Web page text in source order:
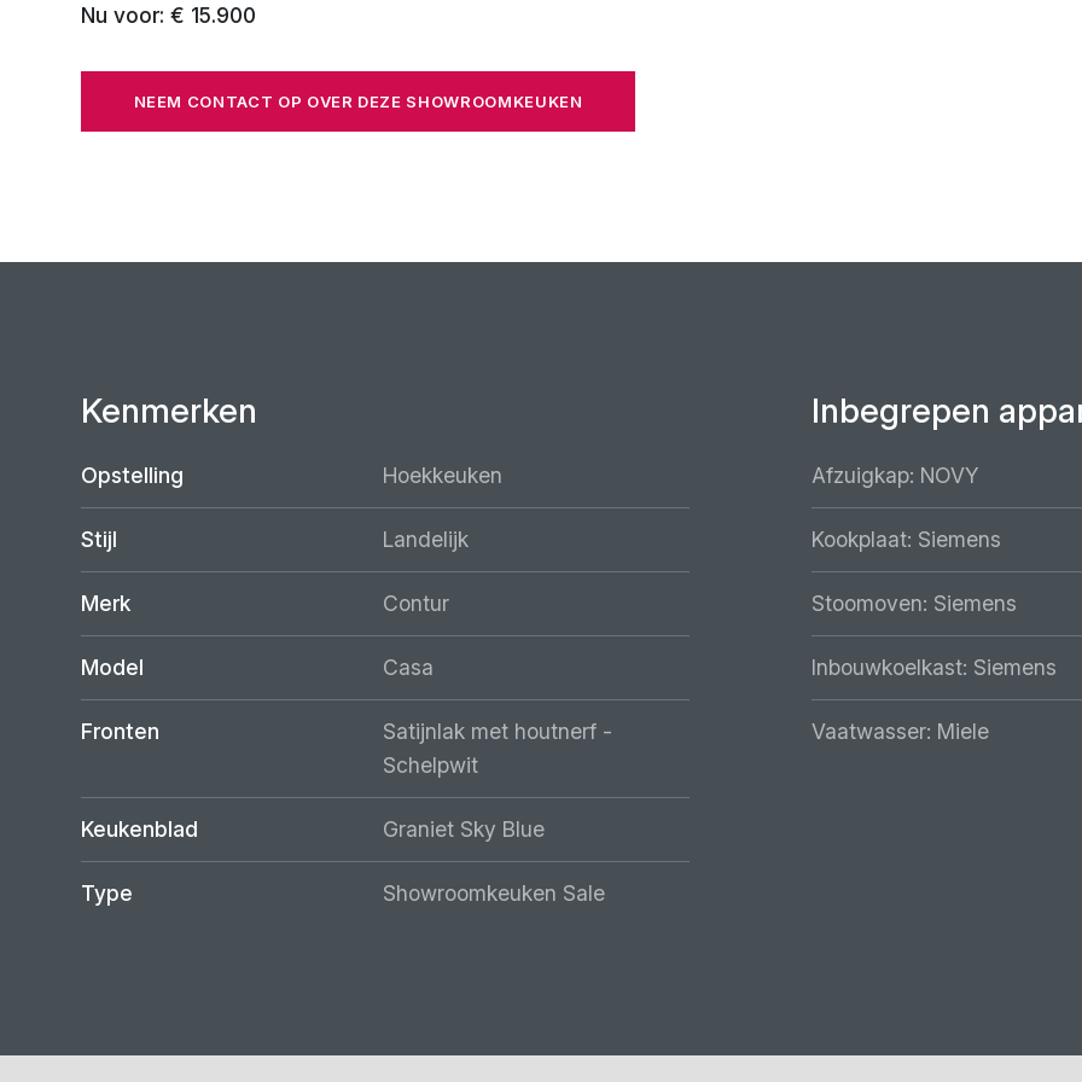
Nu voor: € 15.900
NEEM CONTACT OP OVER DEZE SHOWROOMKEUKEN
Kenmerken
Opstelling Hoekkeuken
Stijl Landelijk
Merk Contur
Model Casa
Fronten
Satijnlak met houtnerf -
Schelpwit
Keukenblad Graniet Sky Blue
Type Showroomkeuken Sale
Inbegrepen
Afzuigkap: NOVY
Kookplaat: Siemens
Stoomoven: Siemens
Inbouwkoelkast: Siemens
Vaatwasser: Miele